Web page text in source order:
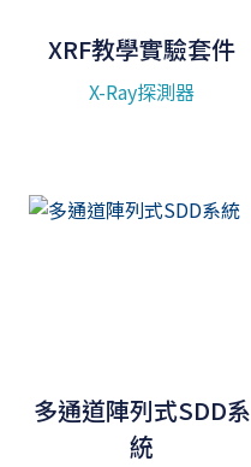
XRF教學實驗套件
X-Ray探測器
多通道陣列式SDD系
統